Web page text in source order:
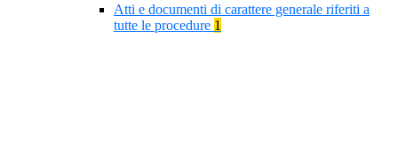
Atti e documenti di carattere generale riferiti a
tutte le procedure 1